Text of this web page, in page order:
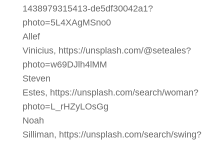
1438979315413-de5df30042a1?
photo=5L4XAgMSno0
Allef
Vinicius, https://unsplash.com/@seteales?
photo=w69DJlh4lMM
Steven
Estes, https://unsplash.com/search/woman?
photo=L_rHZyLOsGg
Noah
Silliman, https://unsplash.com/search/swing?